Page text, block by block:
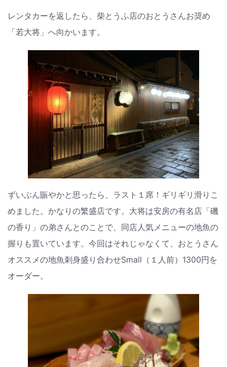
レンタカーを返したら、柴とうふ店のおとうさんお奨め
「若大将」へ向かいます。
ずいぶん賑やかと思ったら、ラスト１席！ギリギリ滑りこ
めました。かなりの繁盛店です。大将は安房の有名店「磯
の香り」の弟さんとのことで、同店人気メニューの地魚の
握りも置いています。今回はそれじゃなくて、おとうさん
オススメの地魚刺身盛り合わせSmall（１人前）1300円を
オーダー。